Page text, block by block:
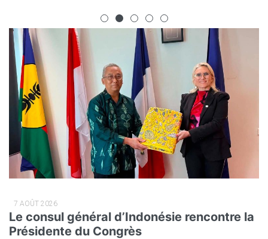
7 AOÛT 2026
Le consul général d’Indonésie rencontre la
Présidente du Congrès